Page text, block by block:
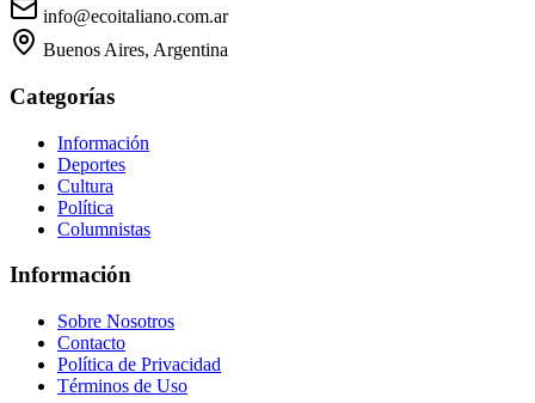
info@ecoitaliano.com.ar
Buenos Aires, Argentina
Categorías
Información
Deportes
Cultura
Política
Columnistas
Información
Sobre Nosotros
Contacto
Política de Privacidad
Términos de Uso